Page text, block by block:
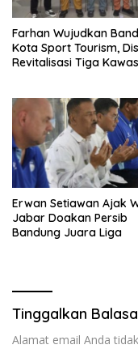
Farhan Wujudkan
Kota Sport Tourism,
Revitalisasi Tiga
Erwan Setiawan Ajak
Jabar Doakan Persib
Bandung Juara Liga
Tinggalkan
Alamat email Anda